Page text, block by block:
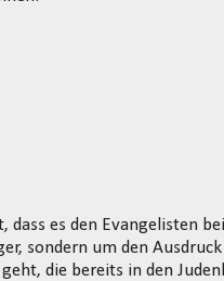
es den Evangelisten
sondern um den
die bereits in den